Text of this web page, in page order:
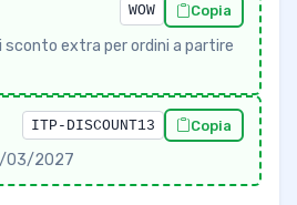
WOW Copia
sconto extra per ordini a partire
ITP-DISCOUNT13 Copia
03/2027